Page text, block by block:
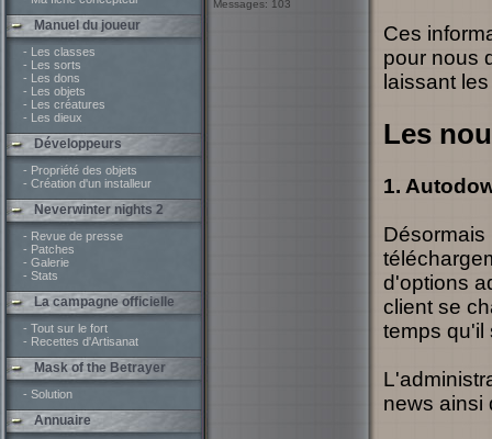
Manuel du joueur
- Les classes
- Les sorts
- Les dons
- Les objets
- Les créatures
- Les dieux
Développeurs
- Propriété des objets
- Création d'un installeur
Neverwinter nights 2
- Revue de presse
- Patches
- Galerie
- Stats
La campagne officielle
- Tout sur le fort
- Recettes d'Artisanat
Mask of the Betrayer
- Solution
Annuaire
Messages: 103
Ces
pour nous
laissant
Les
1.
Désormais
d'options
client se
temps qu'il
news ainsi